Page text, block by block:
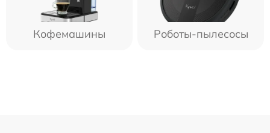
Кофемашины Роботы-пылесосы